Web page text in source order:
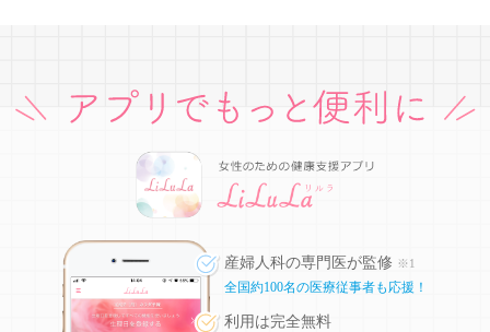
産婦人科の専門医が監修 ※1
全国約100名の医療従事者も応援！
利用は完全無料